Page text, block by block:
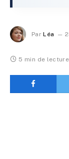
Par Léa
5 min de lecture